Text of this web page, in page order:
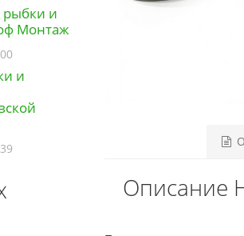
и
Монтаж
и
Описание